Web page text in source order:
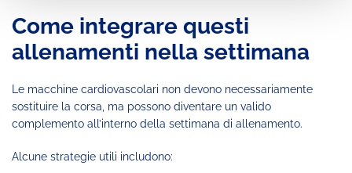
Come integrare questi
allenamenti nella settimana
Le macchine cardiovascolari non devono necessariamente
sostituire la corsa, ma possono diventare un valido
complemento all’interno della settimana di allenamento.
Alcune strategie utili includono: